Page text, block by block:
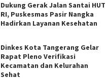
Dukung Gerak Jalan Santai HUT
RI, Puskesmas Pasir Nangka
Hadirkan Layanan Kesehatan
Dinkes Kota Tangerang Gelar
Rapat Pleno Verifikasi
Kecamatan dan Kelurahan
Sehat